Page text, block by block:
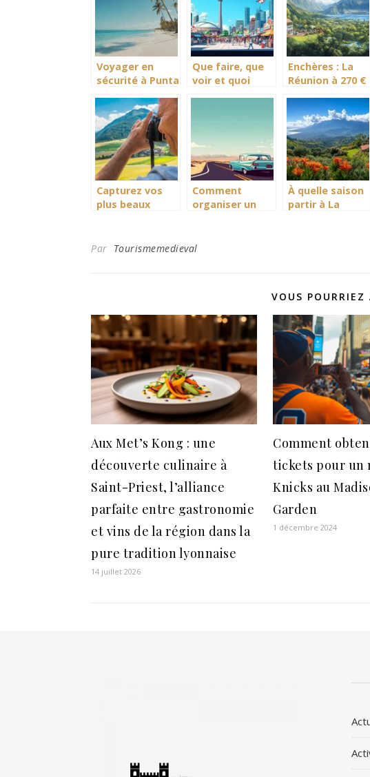
Voyager en
sécurité à Punta
meilleures
activités
recommandées
pour 2024
Que faire, que
voir et quoi
quartier
artistique de
Queen West
Enchères : La
Réunion à 270 €
dénicher les
meilleures
offres pour
votre séjour
Capturez vos
plus beaux
bon équipement
Comment
organiser un
Grand Canyon
À quelle saison
partir à La
Par Tourismemedieval
VOUS POURRIEZ
Aux Met’s Kong : une
découverte culinaire à
Saint-Priest, l’alliance
parfaite entre gastronomie
et vins de la région dans la
pure tradition lyonnaise
14 juillet 2026
Comment
tickets pour un
Knicks au
Garden
1 décembre 2024